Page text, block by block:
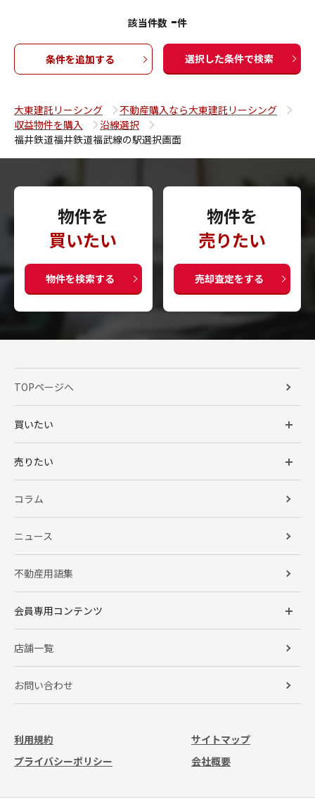
該当件数 -件
条件を追加する 選択した条件で検索
大東建託リーシング
不動産購入なら大東建託リーシング
収益物件を購入
沿線選択
福井鉄道福井鉄道福武線の駅選択画面
物件を
買いたい
物件を検索する
物件を
売りたい
売却査定をする
TOPページへ
買いたい
売りたい
コラム
ニュース
不動産用語集
会員専用コンテンツ
店舗一覧
お問い合わせ
利用規約
サイトマップ
プライバシーポリシー
会社概要